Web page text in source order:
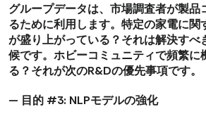
グループデータは、市場調査者が製品
るために利用します。特定の家電に関
が盛り上がっている？それは解決すべ
候です。ホビーコミュニティで頻繁に
る？それが次のR&Dの優先事項です。
— 目的 #3: NLPモデルの強化